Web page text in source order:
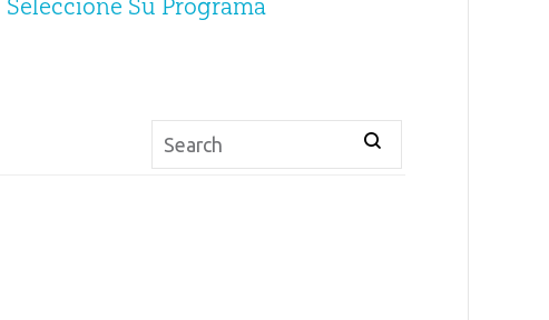
Seleccione Su Programa